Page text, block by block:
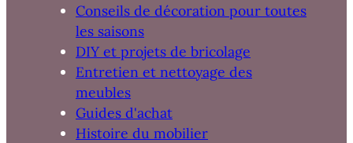
Conseils de décoration pour toutes
les saisons
DIY et projets de bricolage
Entretien et nettoyage des
meubles
Guides d'achat
Histoire du mobilier